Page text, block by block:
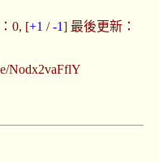
0, [+1 /-1] 最後更新：
Nodx2vaFflY